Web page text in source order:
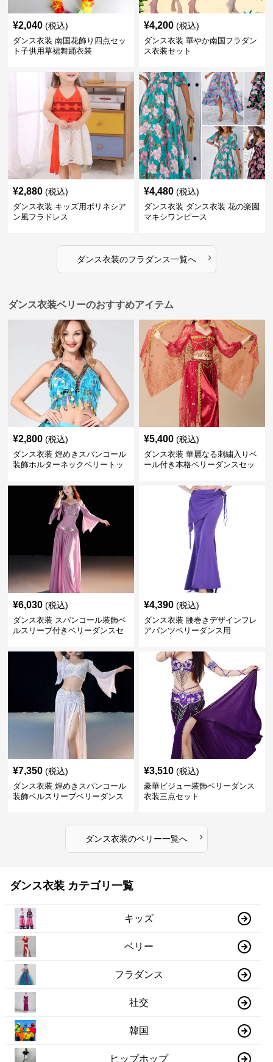
¥2,040 (税込)
ダンス衣装 南国花飾り四点セッ
ト子供用草裙舞踊衣装
¥4,200 (税込)
ダンス衣装 華やか南国フラダン
ス衣装セット
¥2,880 (税込)
ダンス衣装 キッズ用ポリネシア
ン風フラドレス
¥4,480 (税込)
ダンス衣装 ダンス衣装 花の楽園
マキシワンピース
ダンス衣装のフラダンス一覧へ ›
ダンス衣装ベリーのおすすめアイテム
¥2,800 (税込)
ダンス衣装 煌めきスパンコール
装飾ホルターネックベリートッ
¥5,400 (税込)
ダンス衣装 華麗なる刺繍入りベ
ール付き本格ベリーダンスセッ
¥6,030 (税込)
ダンス衣装 スパンコール装飾ベ
ルスリーブ付きベリーダンスセ
¥4,390 (税込)
ダンス衣装 腰巻きデザインフレ
アパンツベリーダンス用
¥7,350 (税込)
ダンス衣装 煌めきスパンコール
装飾ベルスリーブベリーダンス
¥3,510 (税込)
豪華ビジュー装飾ベリーダンス
衣装三点セット
ダンス衣装のベリー一覧へ ›
ダンス衣装 カテゴリ一覧
キッズ
ベリー
フラダンス
社交
韓国
ヒップホップ